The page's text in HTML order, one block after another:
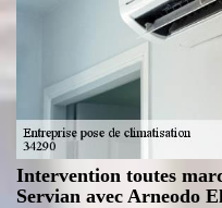
Intervention toutes
Servian avec Arneodo